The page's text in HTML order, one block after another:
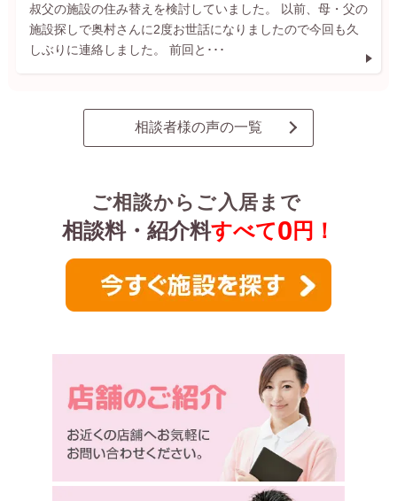
叔父の施設の住み替えを検討していました。 以前、母・父の
施設探しで奥村さんに2度お世話になりましたので今回も久
しぶりに連絡しました。 前回と･･･
相談者様の声の一覧
ご相談からご入居まで
相談料・紹介料すべて0 円！